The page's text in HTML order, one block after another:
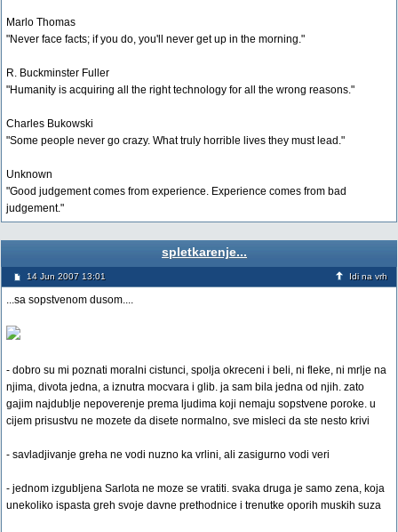
Marlo Thomas
"Never face facts; if you do, you'll never get up in the morning."
R. Buckminster Fuller
"Humanity is acquiring all the right technology for all the wrong reasons."
Charles Bukowski
"Some people never go crazy. What truly horrible lives they must lead."
Unknown
"Good judgement comes from experience. Experience comes from bad
judgement."
spletkarenje...
14 Jun 2007 13:01 Idi na vrh
...sa sopstvenom dusom....
- dobro su mi poznati moralni cistunci, spolja okreceni i beli, ni fleke, ni mrlje na
njima, divota jedna, a iznutra mocvara i glib. ja sam bila jedna od njih. zato
gajim najdublje nepoverenje prema ljudima koji nemaju sopstvene poroke. u
cijem prisustvu ne mozete da disete normalno, sve misleci da ste nesto krivi
- savladjivanje greha ne vodi nuzno ka vrlini, ali zasigurno vodi veri
- jednom izgubljena Sarlota ne moze se vratiti. svaka druga je samo zena, koja
unekoliko ispasta greh svoje davne prethodnice i trenutke oporih muskih suza